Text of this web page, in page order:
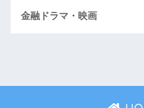
金融ドラマ・映画